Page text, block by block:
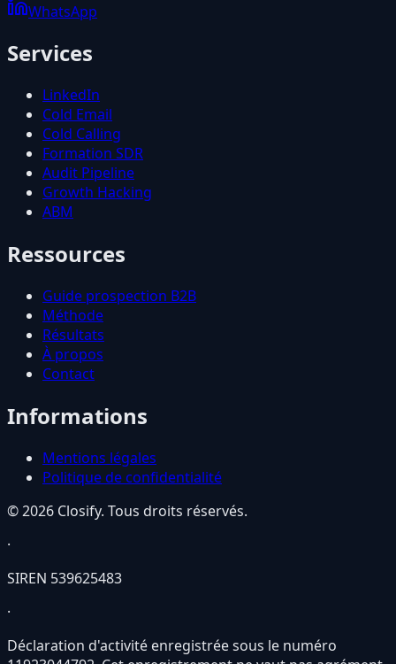
WhatsApp
Services
LinkedIn
Cold Email
Cold Calling
Formation SDR
Audit Pipeline
Growth Hacking
ABM
Ressources
Guide prospection B2B
Méthode
Résultats
À propos
Contact
Informations
Mentions légales
Politique de confidentialité
© 2026 Closify. Tous droits réservés.
·
SIREN 539625483
·
Déclaration d'activité enregistrée sous le numéro